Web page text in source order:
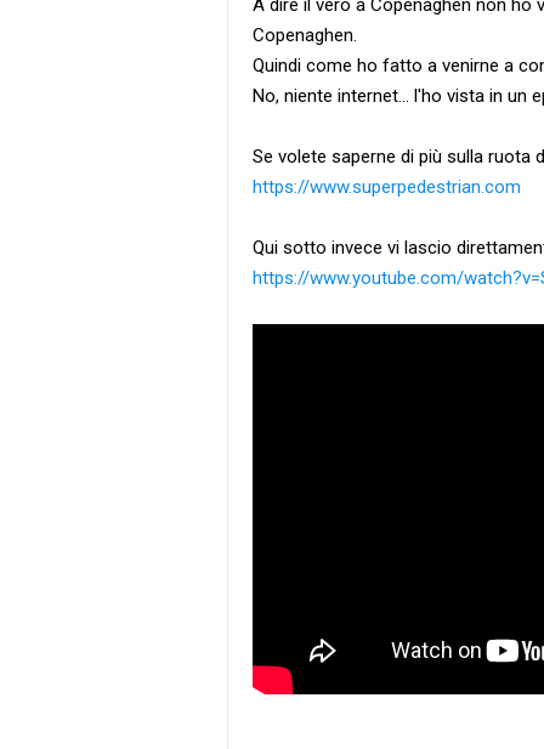
Copenaghen.
Quindi come ho fatto a venirne a
No, niente internet... l'ho vista in un
Se volete saperne di più sulla ruota
https://www.superpedestrian.com
Qui sotto invece vi lascio
https://www.youtube.com/